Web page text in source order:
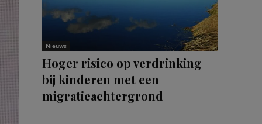
Nieuws
Hoger risico op verdrinking
bij kinderen met een
migratieachtergrond